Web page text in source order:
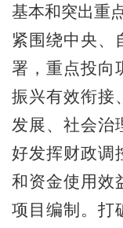
基本和突出重
紧围绕中央、
署，重点投向
振兴有效衔接
发展、社会治
好发挥财政调
和资金使用效
项目编制。打